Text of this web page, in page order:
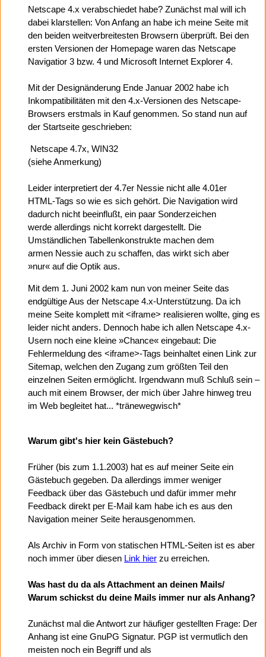
Netscape 4.x verabschiedet habe? Zunächst mal will ich
dabei klarstellen: Von Anfang an habe ich meine Seite mit
den beiden weitverbreitesten Browsern überprüft. Bei den
ersten Versionen der Homepage waren das Netscape
Navigatior 3 bzw. 4 und Microsoft Internet Explorer 4.
Mit der Designänderung Ende Januar 2002 habe ich
Inkompatibilitäten mit den 4.x-Versionen des Netscape-
Browsers erstmals in Kauf genommen. So stand nun auf
der Startseite geschrieben:
Netscape 4.7x, WIN32
(siehe Anmerkung)
Leider interpretiert der 4.7er Nessie nicht alle 4.01er
HTML-Tags so wie es sich gehört. Die Navigation wird
dadurch nicht beeinflußt, ein paar Sonderzeichen
werde allerdings nicht korrekt dargestellt. Die
Umständlichen Tabellenkonstrukte machen dem
armen Nessie auch zu schaffen, das wirkt sich aber
»nur« auf die Optik aus.
Mit dem 1. Juni 2002 kam nun von meiner Seite das
endgültige Aus der Netscape 4.x-Unterstützung. Da ich
meine Seite komplett mit <iframe> realisieren wollte, ging es
leider nicht anders. Dennoch habe ich allen Netscape 4.x-
Usern noch eine kleine »Chance« eingebaut: Die
Fehlermeldung des <iframe>-Tags beinhaltet einen Link zur
Sitemap, welchen den Zugang zum größten Teil den
einzelnen Seiten ermöglicht. Irgendwann muß Schluß sein –
auch mit einem Browser, der mich über Jahre hinweg treu
im Web begleitet hat... *tränewegwisch*
Warum gibt's hier kein Gästebuch?
Früher (bis zum 1.1.2003) hat es auf meiner Seite ein
Gästebuch gegeben. Da allerdings immer weniger
Feedback über das Gästebuch und dafür immer mehr
Feedback direkt per E-Mail kam habe ich es aus den
Navigation meiner Seite herausgenommen.
Als Archiv in Form von statischen HTML-Seiten ist es aber
noch immer über diesen Link hier zu erreichen.
Was hast du da als Attachment an deinen Mails/
Warum schickst du deine Mails immer nur als Anhang?
Zunächst mal die Antwort zur häufiger gestellten Frage: Der
Anhang ist eine GnuPG Signatur. PGP ist vermutlich den
meisten noch ein Begriff und als